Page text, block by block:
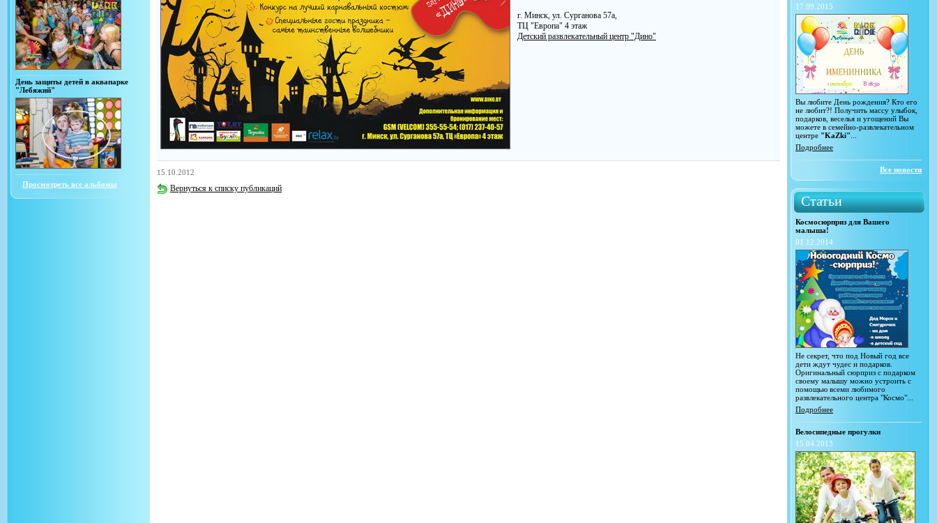
День защиты детей в аквапарке
"Лебяжий"
Просмотреть все альбомы
г. Минск, ул. Сурганова 57а,
ТЦ "Европа" 4 этаж
Детский развлекательный центр "Дино"
15.10.2012
Вернуться к списку публикаций
17.09.2015
Вы любите День рождения? Кто его
не любит?! Получить массу улыбок,
подарков, веселья и угощений Вы
можете в семейно-развлекательном
центре "KaZki"
Подробнее
Все новости
Статьи
Космосюрприз для Вашего
малыша!
01.12.2014
Не секрет, что под Новый год все
дети ждут чудес и подарков.
Оригинальный сюрприз с подарком
своему малышу можно устроить с
помощью всеми любимого
развлекательного центра "Космо"...
Подробнее
Велосипедные прогулки
15.04.2013